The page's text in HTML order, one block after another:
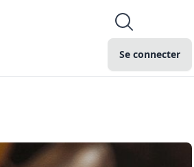
Se connecter